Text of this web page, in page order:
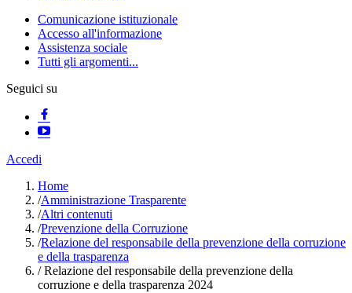
Comunicazione istituzionale
Accesso all'informazione
Assistenza sociale
Tutti gli argomenti...
Seguici su
Accedi
Home
/Amministrazione Trasparente
/Altri contenuti
/Prevenzione della Corruzione
/Relazione del responsabile della prevenzione della corruzione
e della trasparenza
/Relazione del responsabile della prevenzione della
corruzione e della trasparenza 2024